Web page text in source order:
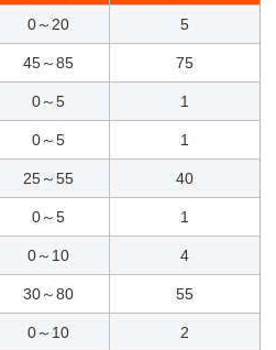
0～20 5
45～85 75
0～5 1
0～5 1
25～55 40
0～5 1
0～10 4
30～80 55
0～10 2